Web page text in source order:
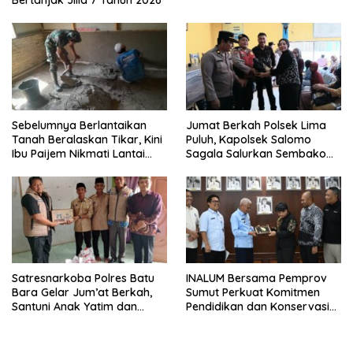
Sebelumnya Berlantaikan
Tanah Beralaskan Tikar, Kini
Ibu Paijem Nikmati Lantai
Satgas TMMD Ke-129 Kodim
0208/Asahan
Jumat Berkah Polsek Lima
Puluh, Kapolsek Salomo
Sagala Salurkan Sembako
Gambus
Satresnarkoba Polres Batu
Bara Gelar Jum’at Berkah,
Santuni Anak Yatim dan
INALUM Bersama Pemprov
Sumut Perkuat Komitmen
Pendidikan dan Konservasi